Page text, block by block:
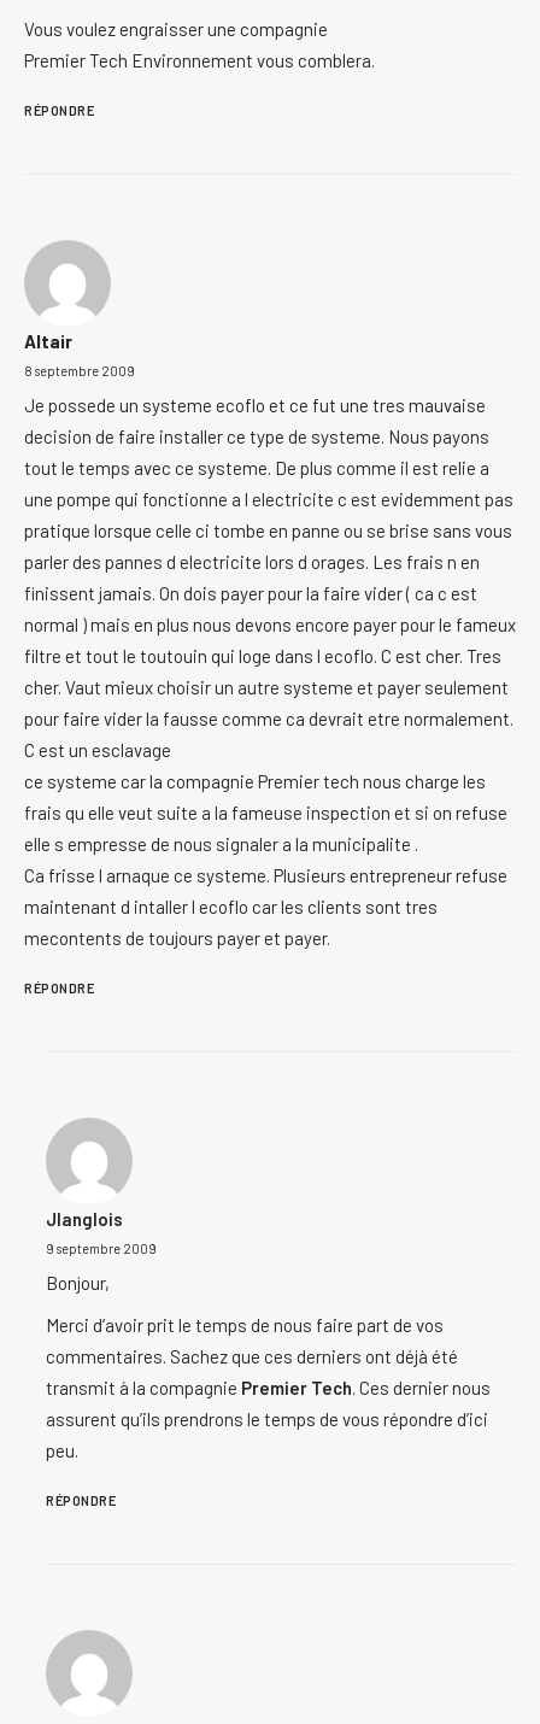
Vous voulez engraisser une compagnie
Premier Tech Environnement vous comblera.
RÉPONDRE
Altair
8 septembre 2009
Je possede un systeme ecoflo et ce fut une tres mauvaise
decision de faire installer ce type de systeme. Nous payons
tout le temps avec ce systeme. De plus comme il est relie a
une pompe qui fonctionne a l electricite c est evidemment pas
pratique lorsque celle ci tombe en panne ou se brise sans vous
parler des pannes d electricite lors d orages. Les frais n en
finissent jamais. On dois payer pour la faire vider ( ca c est
normal ) mais en plus nous devons encore payer pour le fameux
filtre et tout le toutouin qui loge dans l ecoflo. C est cher. Tres
cher. Vaut mieux choisir un autre systeme et payer seulement
pour faire vider la fausse comme ca devrait etre normalement.
C est un esclavage
ce systeme car la compagnie Premier tech nous charge les
frais qu elle veut suite a la fameuse inspection et si on refuse
elle s empresse de nous signaler a la municipalite .
Ca frisse l arnaque ce systeme. Plusieurs entrepreneur refuse
maintenant d intaller l ecoflo car les clients sont tres
mecontents de toujours payer et payer.
RÉPONDRE
Jlanglois
9 septembre 2009
Bonjour,
Merci d’avoir prit le temps de nous faire part de vos
commentaires. Sachez que ces derniers ont déjà été
transmit à la compagnie Premier Tech. Ces dernier nous
assurent qu’ils prendrons le temps de vous répondre d’ici
peu.
RÉPONDRE